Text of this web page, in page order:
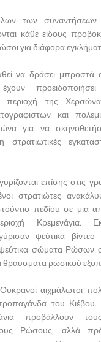
των συναντήσεων
κάθε είδους
για διάφορα
να δράσει μπροστά
περιοχή της
και
για να
επίσης στις
στρατιώτες
πεδίου σε μια
Κρεμενάγια.
ψεύτικα βίντεο
σώματα Ρώσων
θραύσματα ρωσικού
αιχμάλωτοι
του Κιέβου.
προβάλλουν
Ρώσους, αλλά